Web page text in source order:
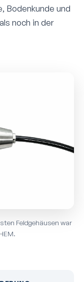
Bodenkunde und
noch in der
Feldgehäusen war